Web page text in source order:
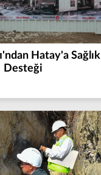
Hatay'a Sağlık
Desteği